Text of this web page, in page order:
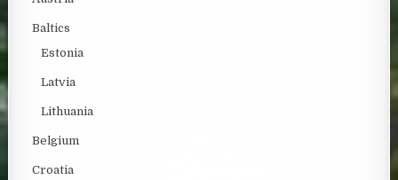
Baltics
Estonia
Latvia
Lithuania
Belgium
Croatia